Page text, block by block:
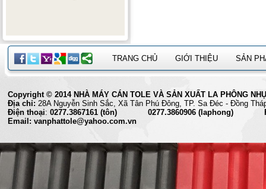
TRANG CHỦ GIỚI THIỆU SẢN
Copyright © 2014 NHÀ MÁY CÁN TOLE VÀ SẢN XUẤT LA PHÔNG
Địa chỉ: 28A Nguyễn Sinh Sắc, Xã Tân Phú Đông, TP. Sa
Điện thoại: 0277.3867161 (tôn) 0277.3860906 (laphong)
Email: vanphattole@yahoo.com.vn